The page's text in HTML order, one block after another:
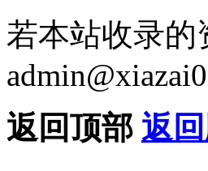
若本站收录
返回顶部 返